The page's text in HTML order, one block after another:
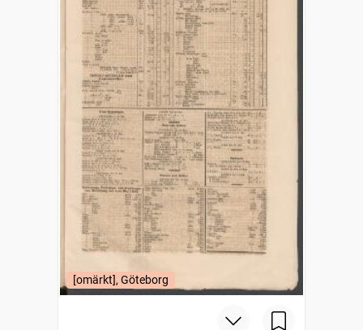
[omärkt], Göteborg